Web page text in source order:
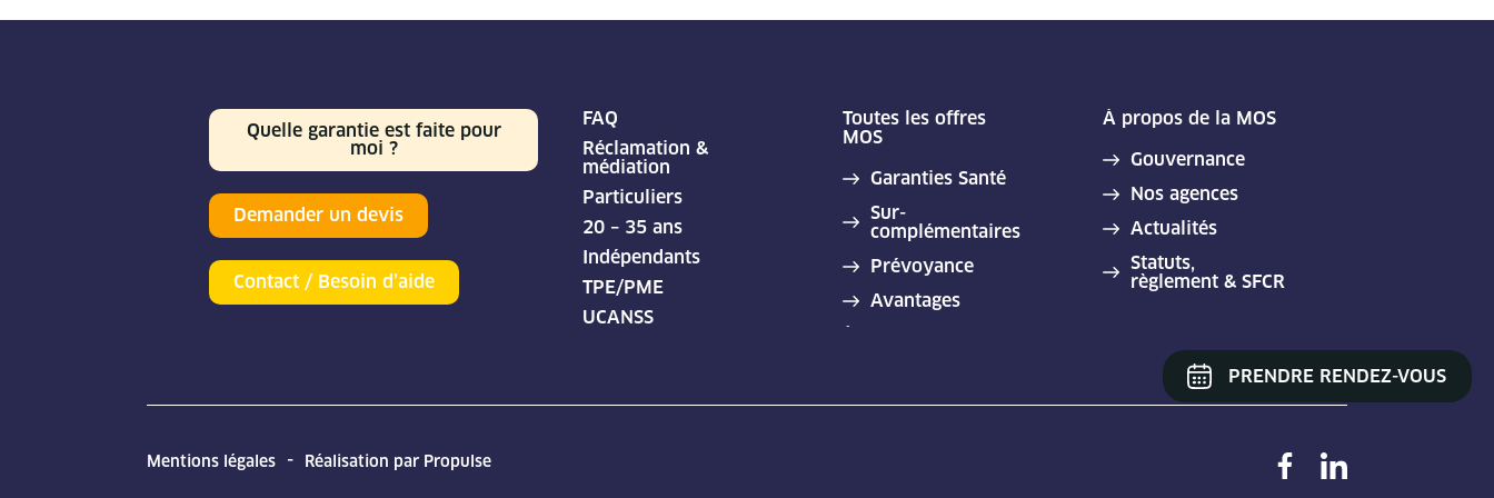
PRENDRE RENDEZ-VOUS
Quelle garantie est faite pour
moi ?
Demander un devis
Contact / Besoin d’aide
FAQ
Réclamation &
médiation
Particuliers
20 – 35 ans
Indépendants
TPE/PME
UCANSS
Toutes les offres
MOS
Garanties Santé
Sur-
complémentaires
Prévoyance
Avantages
À propos de la MOS
Gouvernance
Nos agences
Actualités
Statuts,
règlement & SFCR
Mentions légales Réalisation par Propulse